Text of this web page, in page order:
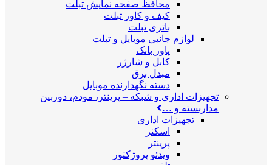
محافظ صفحه نمایش تبلت
کیف و کاور تبلت
باتری تبلت
لوازم جانبی موبایل و تبلت
پاور بانک
کابل و شارژر
مبدل برق
دسته نگهدارنده موبایل
تجهیزات اداری و شبکه – پرینتر، مودم، دوربین
مداربسته و …
تجهیزات اداری
اسکنر
پرینتر
ویدئو پروژکتور